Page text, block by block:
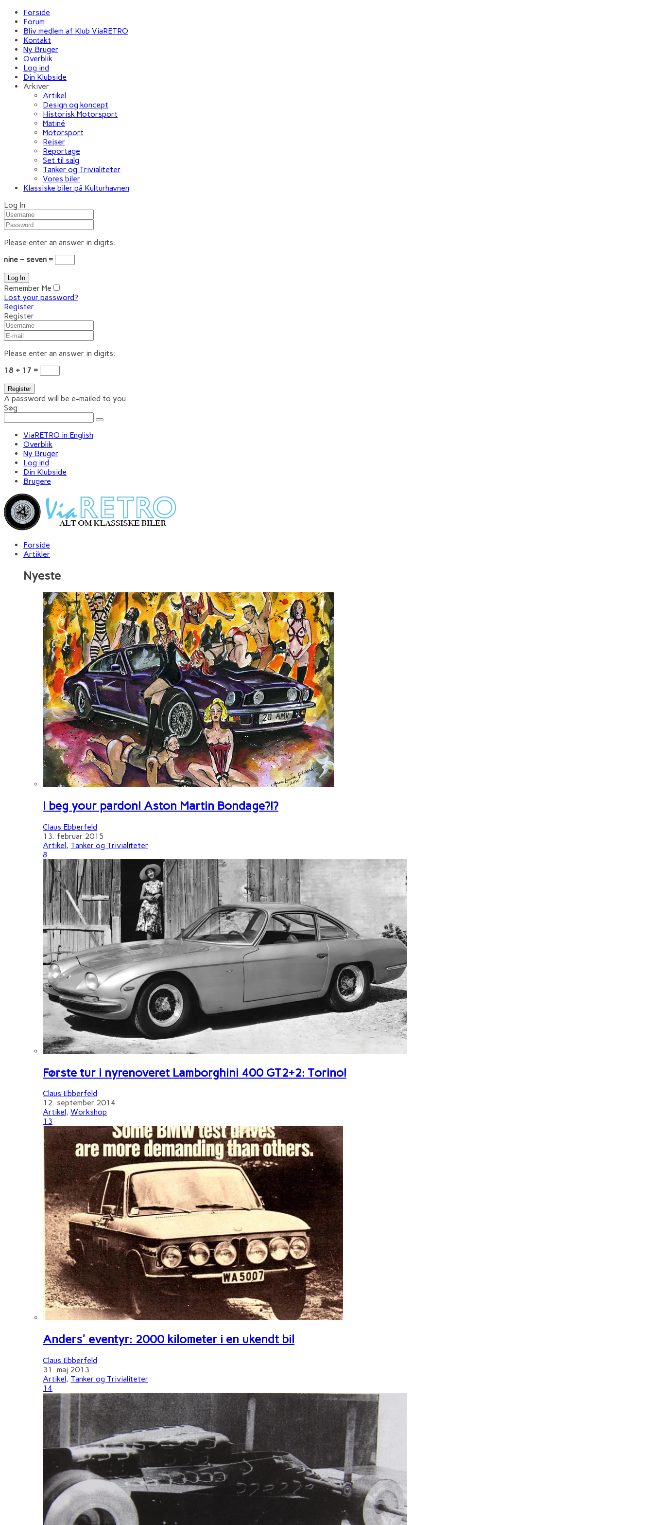
Forside
Forum
Bliv medlem af Klub ViaRETRO
Kontakt
Ny Bruger
Overblik
Log ind
Din Klubside
Arkiver
Artikel
Design og koncept
Historisk Motorsport
Matiné
Motorsport
Rejser
Reportage
Set til salg
Tanker og Trivialiteter
Vores biler
Klassiske biler på Kulturhavnen
Log In
Please enter an answer in digits:
nine − seven =
Remember Me
Lost your password?
Register
Register
Please enter an answer in digits:
18 + 17 =
A password will be e-mailed to you.
Søg
ViaRETRO in English
Overblik
Ny Bruger
Log ind
Din Klubside
Brugere
Forside
Artikler
Nyeste
I beg your pardon! Aston Martin Bondage?!?
Claus Ebberfeld
13. februar 2015
Artikel, Tanker og Trivialiteter
8
Første tur i nyrenoveret Lamborghini 400 GT2+2: Torino!
Claus Ebberfeld
12. september 2014
Artikel , Workshop
13
Anders' eventyr: 2000 kilometer i en ukendt bil
Claus Ebberfeld
31. maj 2013
Artikel , Tanker og Trivialiteter
14